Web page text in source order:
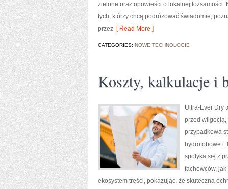
zielone oraz opowieści o lokalnej tożsamości.
tych, którzy chcą podróżować świadomie,
przez [ Read More ]
CATEGORIES: NOWE TECHNOLOGIE
Koszty, kalkulacje i
Ultra-Ever Dry
przed wilgocią,
przypadkowa
hydrofobowe i
spotyka się z
fachowców,
ekosystem treści, pokazując, że skuteczna